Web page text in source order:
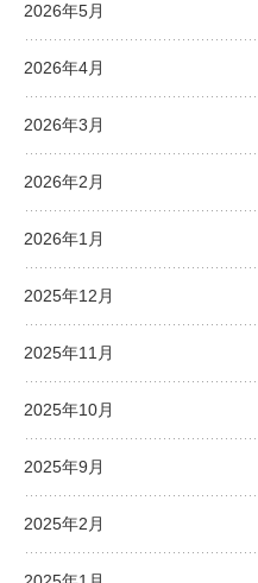
2026年5月
2026年4月
2026年3月
2026年2月
2026年1月
2025年12月
2025年11月
2025年10月
2025年9月
2025年2月